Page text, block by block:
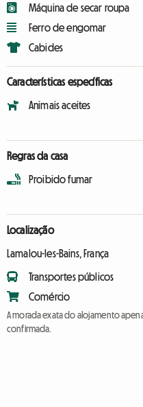
Máquina de secar roupa
Ferro de engomar
Cabides
Características específicas
Animais aceites
Regras da casa
Proibido fumar
Localização
Lamalou-les-Bains, França
Transportes públicos
Comércio
A morada exata do alojamento
confirmada.